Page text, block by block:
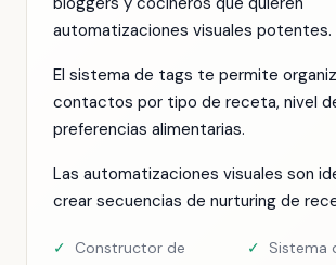
automatizaciones visuales potentes.
El sistema de tags te permite
contactos por tipo de receta, nivel
preferencias alimentarias.
Las automatizaciones visuales son
crear secuencias de nurturing de
✓
Constructor de
✓
Sistema